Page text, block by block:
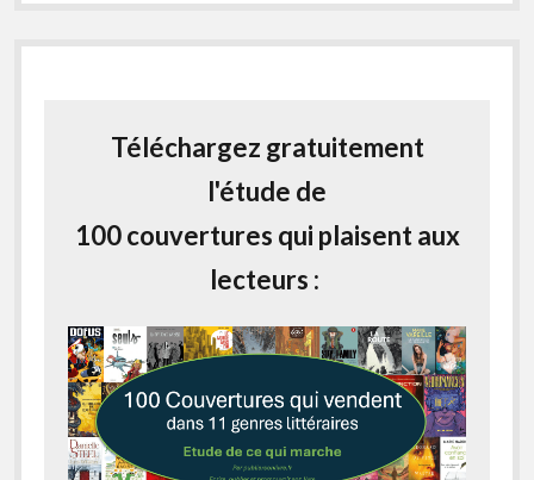
Téléchargez gratuitement
l'étude de
100 couvertures qui plaisent aux
lecteurs :